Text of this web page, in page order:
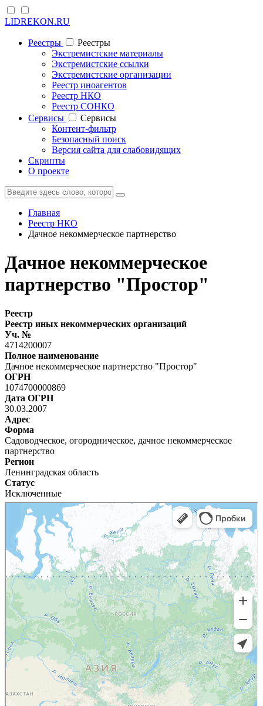
LIDREKON.RU
Реестры
Реестры
Экстремистские материалы
Экстремистские ссылки
Экстремистские организации
Реестр иноагентов
Реестр НКО
Реестр СОНКО
Cервисы
Cервисы
Контент-фильтр
Безопасный поиск
Версия сайта для слабовидящих
Скрипты
О проекте
Главная
Реестр НКО
Дачное некоммерческое партнерство
Дачное некоммерческое
партнерство "Простор"
Реестр
Реестр иных некоммерческих организаций
Уч. №
4714200007
Полное наименование
Дачное некоммерческое партнерство "Простор"
ОГРН
1074700000869
Дата ОГРН
30.03.2007
Адрес
Форма
Садоводческое, огородническое, дачное некоммерческое
партнерство
Регион
Ленинградская область
Статус
Исключенные